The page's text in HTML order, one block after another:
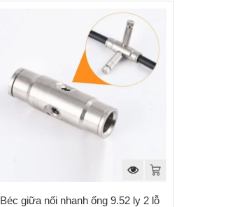
Béc giữa nối nhanh ống 9.52 ly 2 lỗ